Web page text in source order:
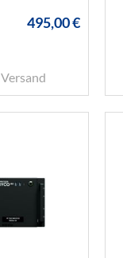
495,00 €
Versand